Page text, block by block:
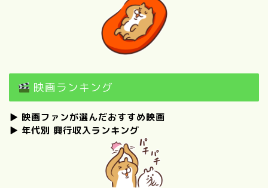
映画ランキング
▶ 映画ファンが選んだおすすめ映画
▶ 年代別 興行収入ランキング